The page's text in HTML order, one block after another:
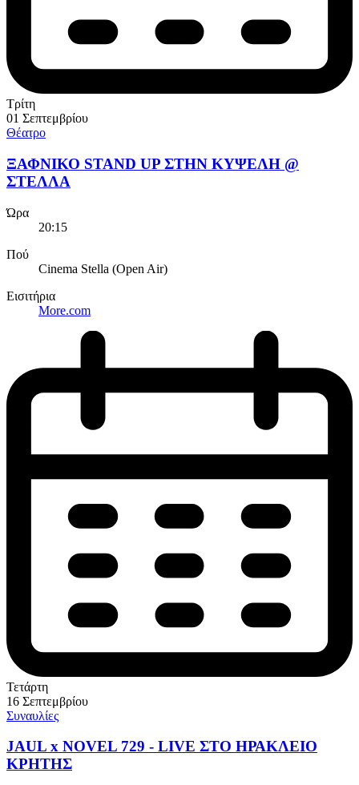
Τρίτη
01 Σεπτεμβρίου
Θέατρο
ΞΑΦΝΙΚΟ STAND UP ΣΤΗΝ ΚΥΨΕΛΗ @
ΣΤΕΛΛΑ
Ώρα
20:15
Πού
Cinema Stella (Open Air)
Εισιτήρια
More.com
Τετάρτη
16 Σεπτεμβρίου
Συναυλίες
JAUL x NOVEL 729 - LIVE ΣΤΟ ΗΡΑΚΛΕΙΟ
ΚΡΗΤΗΣ